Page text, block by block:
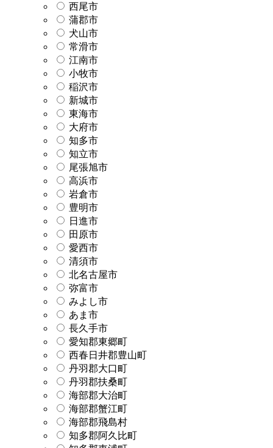
西尾市
蒲郡市
犬山市
常滑市
江南市
小牧市
稲沢市
新城市
東海市
大府市
知多市
知立市
尾張旭市
高浜市
岩倉市
豊明市
日進市
田原市
愛西市
清須市
北名古屋市
弥富市
みよし市
あま市
長久手市
愛知郡東郷町
西春日井郡豊山町
丹羽郡大口町
丹羽郡扶桑町
海部郡大治町
海部郡蟹江町
海部郡飛島村
知多郡阿久比町